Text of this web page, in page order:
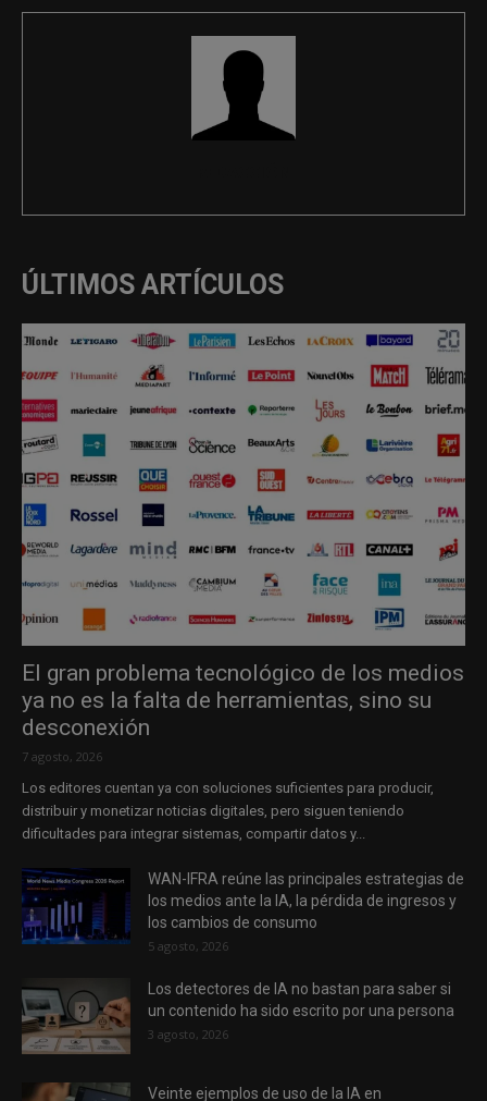
ÚLTIMOS ARTÍCULOS
El gran problema tecnológico de los medios
ya no es la falta de herramientas, sino su
desconexión
7 agosto, 2026
Los editores cuentan ya con soluciones suficientes para producir,
distribuir y monetizar noticias digitales, pero siguen teniendo
dificultades para integrar sistemas, compartir datos y...
WAN-IFRA reúne las principales estrategias de
los medios ante la IA, la pérdida de ingresos y
los cambios de consumo
5 agosto, 2026
Los detectores de IA no bastan para saber si
un contenido ha sido escrito por una persona
3 agosto, 2026
Veinte ejemplos de uso de la IA en